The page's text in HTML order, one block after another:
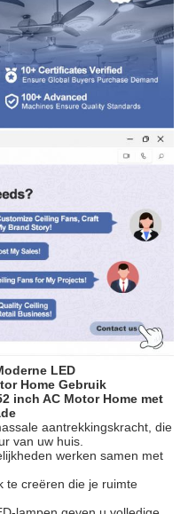
LED
Home Gebruik
inch AC Motor Home met
aantrekkingskracht, die
van uw huis.
werken samen met
te creëren die je ruimte